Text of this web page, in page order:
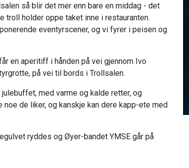
så blir det mer enn bare en middag - det
troll holder oppe taket inne i restauranten.
eventyrscener, og vi fyrer i peisen og
en aperitiff i hånden på vei gjennom Ivo
på vei til bords i Trollsalen.
med varme og kalde retter, og
de liker, og kanskje kan dere kapp-ete med
ryddes og Øyer-bandet YMSE går på